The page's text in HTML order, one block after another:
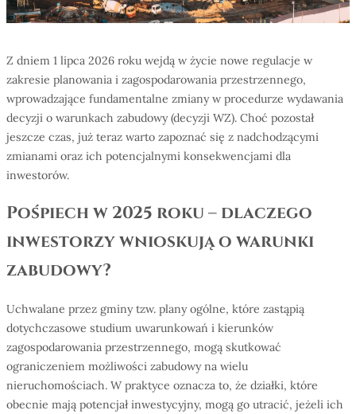
Z dniem 1 lipca 2026 roku wejdą w życie nowe regulacje w
zakresie planowania i zagospodarowania przestrzennego,
wprowadzające fundamentalne zmiany w procedurze wydawania
decyzji o warunkach zabudowy (decyzji WZ). Choć pozostał
jeszcze czas, już teraz warto zapoznać się z nadchodzącymi
zmianami oraz ich potencjalnymi konsekwencjami dla
inwestorów.
Pośpiech w 2025 roku – dlaczego
inwestorzy wnioskują o warunki
zabudowy?
Uchwalane przez gminy tzw. plany ogólne, które zastąpią
dotychczasowe studium uwarunkowań i kierunków
zagospodarowania przestrzennego, mogą skutkować
ograniczeniem możliwości zabudowy na wielu
nieruchomościach. W praktyce oznacza to, że działki, które
obecnie mają potencjał inwestycyjny, mogą go utracić, jeżeli ich